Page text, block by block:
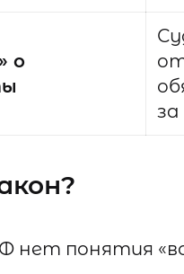
о
за
нет понятия